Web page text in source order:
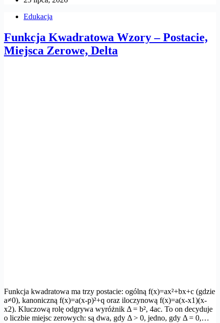
Edukacja
Funkcja Kwadratowa Wzory – Postacie,
Miejsca Zerowe, Delta
Funkcja kwadratowa ma trzy postacie: ogólną f(x)=ax²+bx+c (gdzie
a≠0), kanoniczną f(x)=a(x-p)²+q oraz iloczynową f(x)=a(x-x1)(x-
x2). Kluczową rolę odgrywa wyróżnik Δ = b², 4ac. To on decyduje
o liczbie miejsc zerowych: są dwa, gdy Δ > 0, jedno, gdy Δ = 0,…